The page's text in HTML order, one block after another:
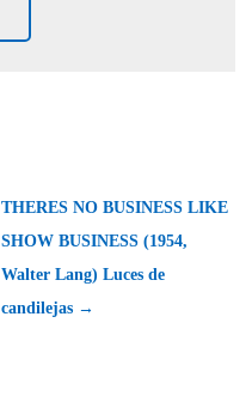
THERES NO BUSINESS LIKE
SHOW BUSINESS (1954,
Walter Lang) Luces de
candilejas →